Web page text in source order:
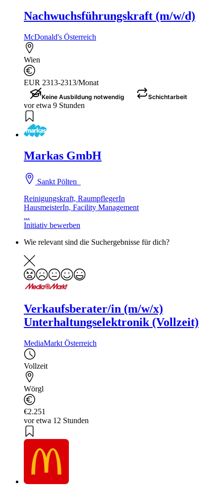
Nachwuchsführungskraft (m/w/d)
McDonald's Österreich
Wien
EUR 2313-2313/Monat
Keine Ausbildung notwendig Schichtarbeit
vor etwa 9 Stunden
Markas GmbH
Sankt Pölten
Reinigungskraft, RaumpflegerIn
HausmeisterIn, Facility Management
...
Initiativ bewerben
Wie relevant sind die Suchergebnisse für dich?
Verkaufsberater/in (m/w/x)
Unterhaltungselektronik (Vollzeit)
MediaMarkt Österreich
Vollzeit
Wörgl
€2.251
vor etwa 12 Stunden